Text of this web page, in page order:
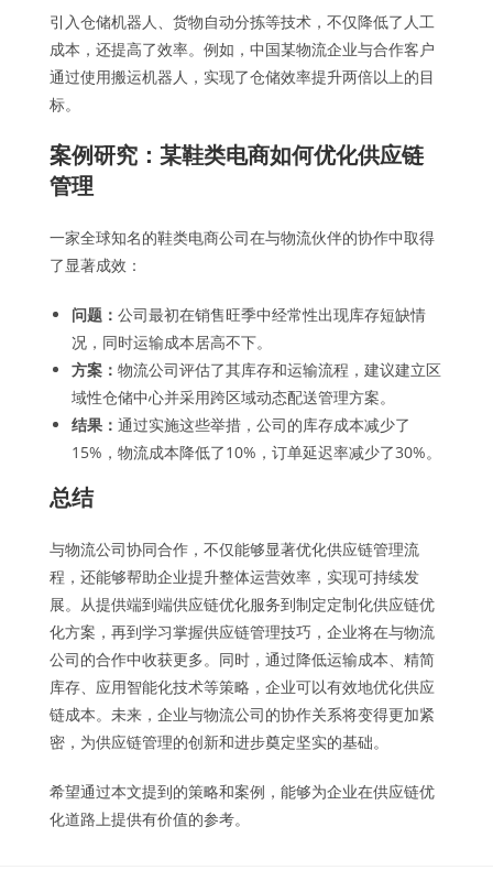
引入仓储机器人、货物自动分拣等技术，不仅降低了人工
成本，还提高了效率。例如，中国某物流企业与合作客户
通过使用搬运机器人，实现了仓储效率提升两倍以上的目
标。
案例研究：某鞋类电商如何优化供应链
管理
一家全球知名的鞋类电商公司在与物流伙伴的协作中取得
了显著成效：
问题： 公司最初在销售旺季中经常性出现库存短缺情
况，同时运输成本居高不下。
方案： 物流公司评估了其库存和运输流程，建议建立区
域性仓储中心并采用跨区域动态配送管理方案。
结果： 通过实施这些举措，公司的库存成本减少了
15%，物流成本降低了10%，订单延迟率减少了30%。
总结
与物流公司协同合作，不仅能够显著优化供应链管理流
程，还能够帮助企业提升整体运营效率，实现可持续发
展。从提供端到端供应链优化服务到制定定制化供应链优
化方案，再到学习掌握供应链管理技巧，企业将在与物流
公司的合作中收获更多。同时，通过降低运输成本、精简
库存、应用智能化技术等策略，企业可以有效地优化供应
链成本。未来，企业与物流公司的协作关系将变得更加紧
密，为供应链管理的创新和进步奠定坚实的基础。
希望通过本文提到的策略和案例，能够为企业在供应链优
化道路上提供有价值的参考。